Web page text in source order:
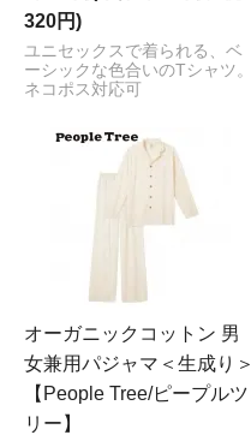
320円)
ユニセックスで着られる、ベ
ーシックな色合いのTシャツ。
ネコポス対応可
オーガニックコットン 男
女兼用パジャマ＜生成り＞
【People Tree/ピープルツ
リー】